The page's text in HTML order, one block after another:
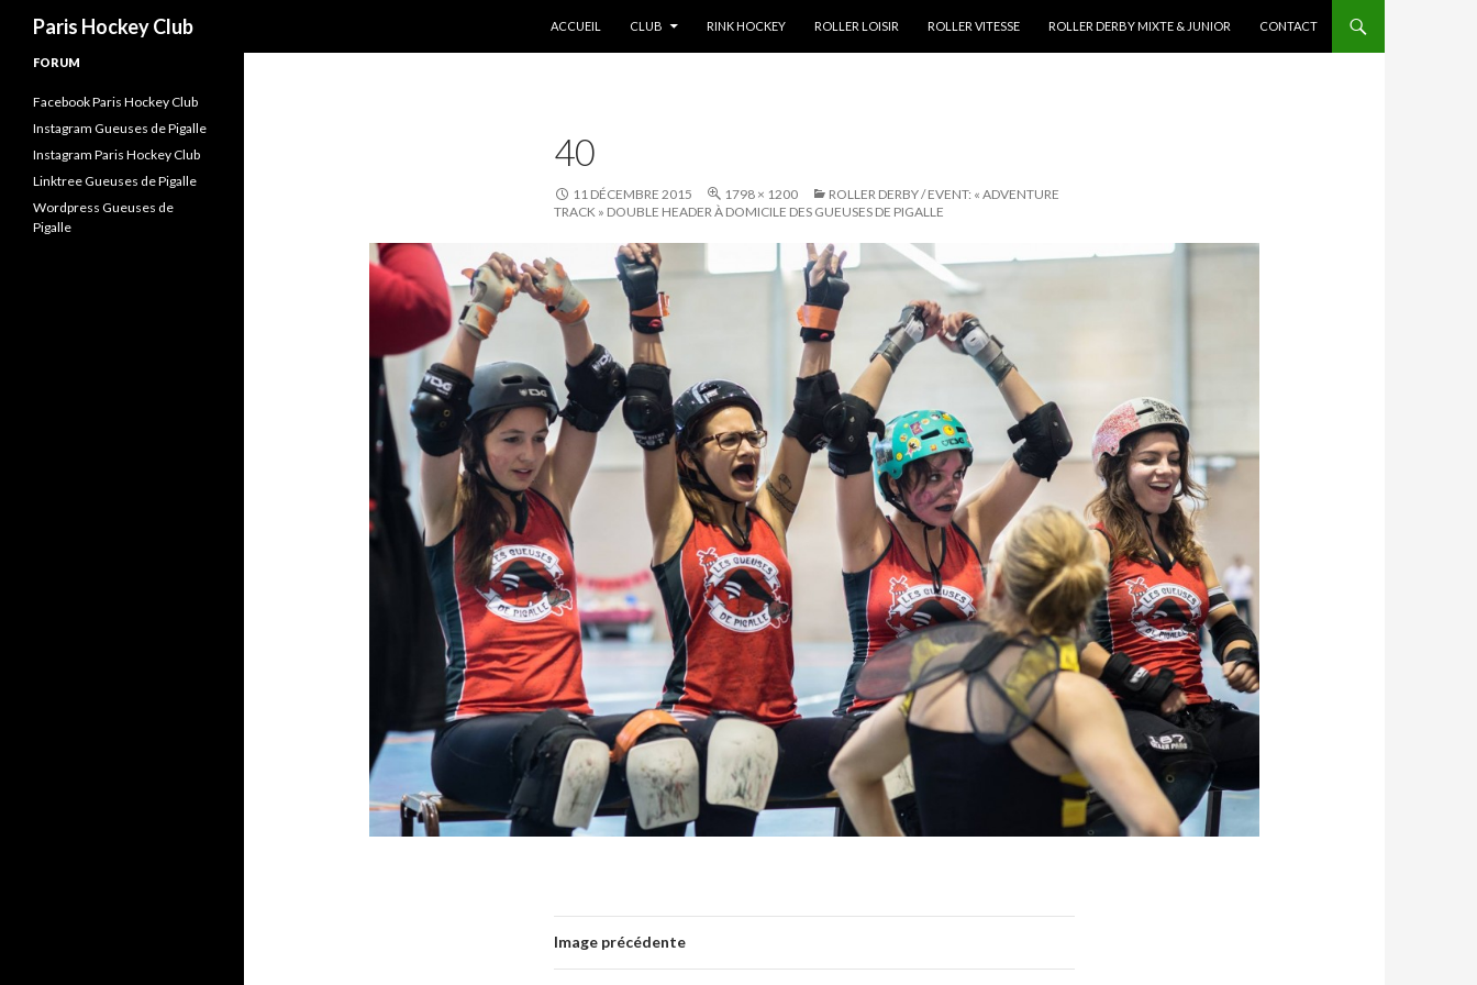
Paris Hockey Club
ACCUEIL
CLUB RINK HOCKEY ROLLER LOISIR ROLLER VITESSE ROLLER DERBY MIXTE & JUNIOR CONTACT
40
11 DÉCEMBRE 2015 1798 × 1200
ROLLER DERBY / EVENT: « ADVENTURE
TRACK » DOUBLE HEADER À DOMICILE DES GUEUSES DE PIGALLE
Image précédente
FORUM
Facebook Paris Hockey Club
Instagram Gueuses de Pigalle
Instagram Paris Hockey Club
Linktree Gueuses de Pigalle
Wordpress Gueuses de
Pigalle